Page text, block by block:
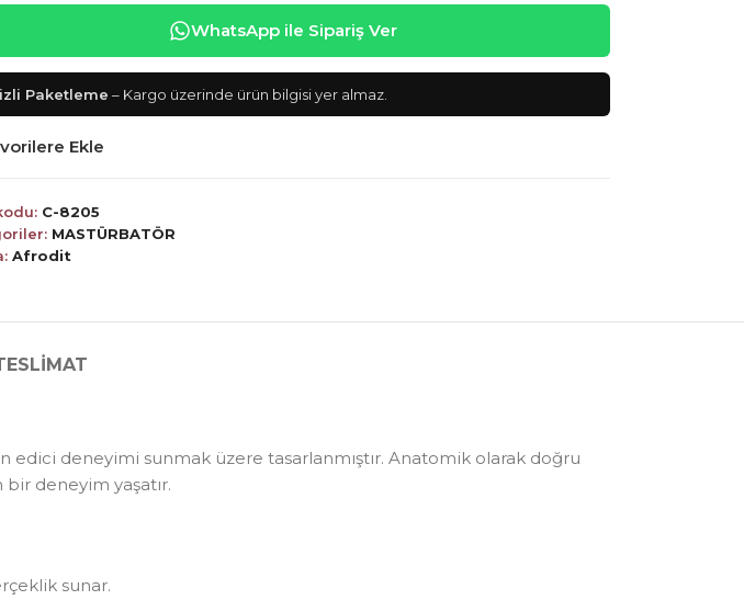
WhatsApp ile Sipariş Ver
Paketleme – Kargo üzerinde ürün bilgisi yer almaz.
Ekle
C-8205
MASTÜRBATÖR
Afrodit
edici deneyimi sunmak üzere tasarlanmıştır. Anatomik olarak doğru
bir deneyim yaşatır.
sunar.